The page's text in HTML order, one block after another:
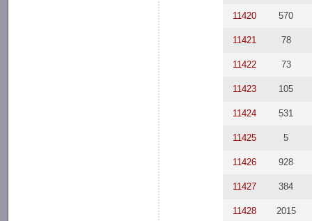
11420 570
11421 78
11422 73
11423 105
11424 531
11425 5
11426 928
11427 384
11428 2015